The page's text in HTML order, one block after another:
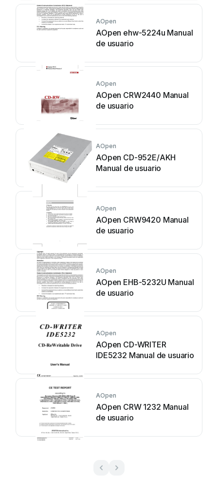
AOpen
AOpen ehw-5224u Manual
de usuario
AOpen
AOpen CRW2440 Manual
de usuario
AOpen
AOpen CD-952E/AKH
Manual de usuario
AOpen
AOpen CRW9420 Manual
de usuario
AOpen
AOpen EHB-5232U Manual
de usuario
AOpen
AOpen CD-WRITER
IDE5232 Manual de usuario
AOpen
AOpen CRW 1232 Manual
de usuario